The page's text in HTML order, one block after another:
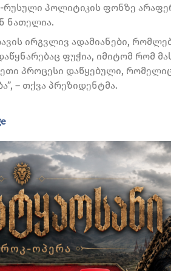
პოლიტიკის ფონზე
ნათელია.
ირგვლივ ადამიანები,
ფუჭია, იმიტომ რომ
პროცესი დაწყებული,
– თქვა პრეზიდენტმა.